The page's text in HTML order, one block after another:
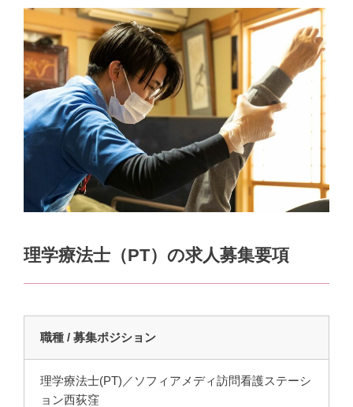
理学療法士（PT）の求人募集要項
職種 / 募集ポジション
理学療法士(PT)／ソフィアメディ訪問看護ステーシ
ョン西荻窪